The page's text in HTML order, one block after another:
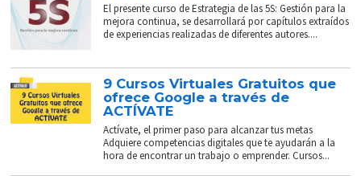
El presente curso de Estrategia de las 5S: Gestión para la
mejora continua, se desarrollará por capítulos extraídos
de experiencias realizadas de diferentes autores....
9 Cursos Virtuales Gratuitos que
ofrece Google a través de
ACTÍVATE
Actívate, el primer paso para alcanzar tus metas
Adquiere competencias digitales que te ayudarán a la
hora de encontrar un trabajo o emprender. Cursos...